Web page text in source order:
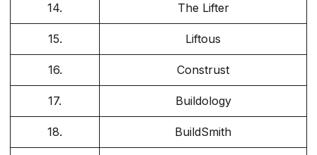
14. The Lifter
15. Liftous
16. Construst
17. Buildology
18. BuildSmith